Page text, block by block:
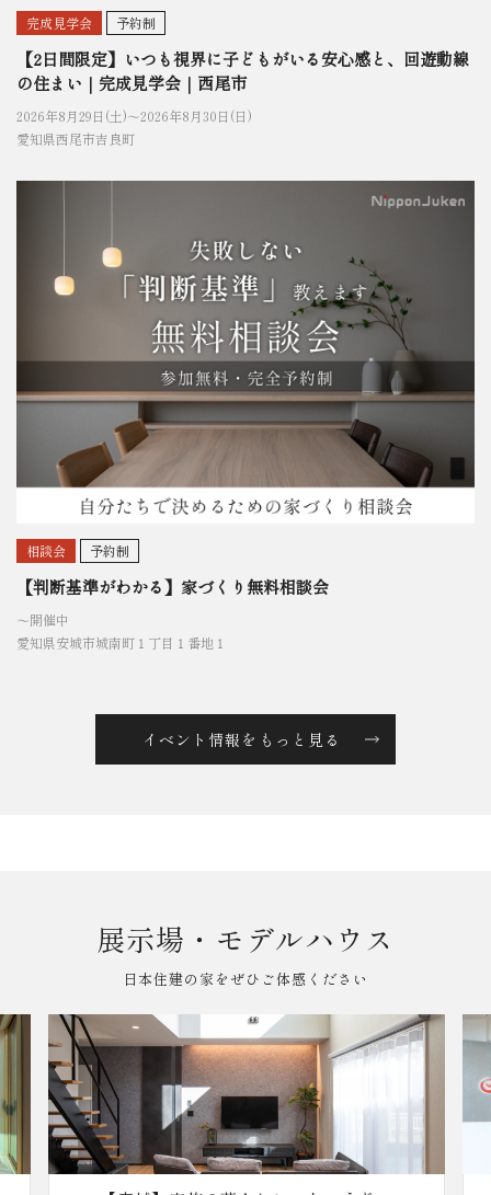
完成見学会 予約制
【2日間限定】いつも視界に子どもがいる安心感と、回遊動線
の住まい｜完成見学会｜西尾市
2026年8月29日(土)〜2026年8月30日(日)
愛知県西尾市吉良町
相談会 予約制
【判断基準がわかる】家づくり無料相談会
〜開催中
愛知県安城市城南町１丁目１番地１
イベント情報をもっと見る
展示場・モデルハウス
日本住建の家をぜひご体感ください